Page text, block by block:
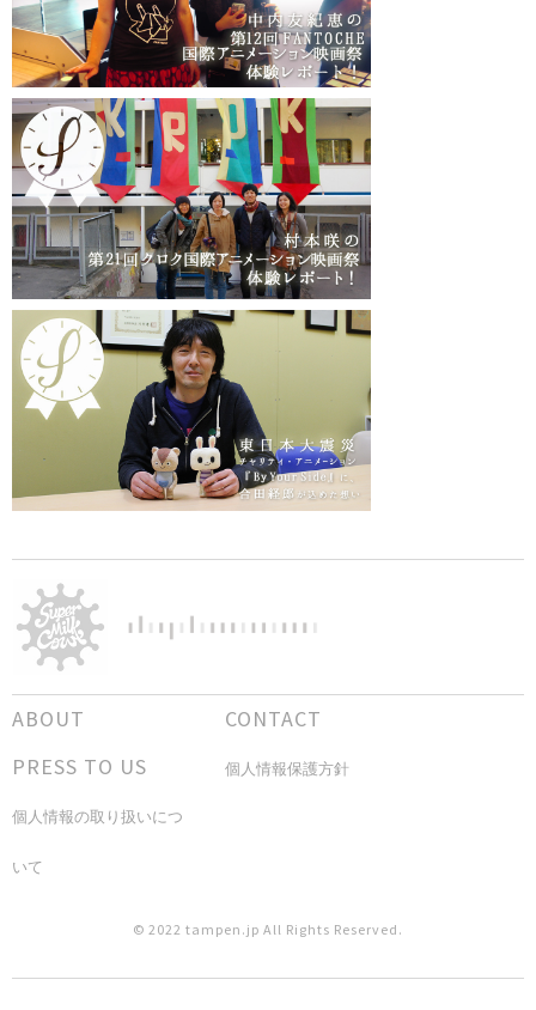
ABOUT
CONTACT
PRESS TO US
個人情報保護方針
個人情報の取り扱いにつ
いて
© 2022 tampen.jp All Rights Reserved.